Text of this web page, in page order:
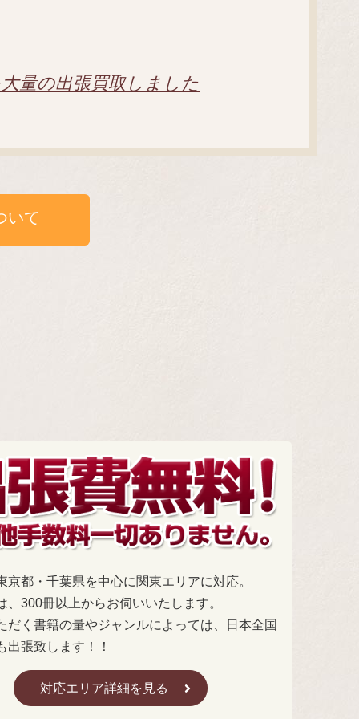
量の出張買取しました
いて
京都・千葉県を中心に関東エリアに対応。
、300冊以上からお伺いいたします。
だく書籍の量やジャンルによっては、日本全国
出張致します！！
対応エリア詳細を見る